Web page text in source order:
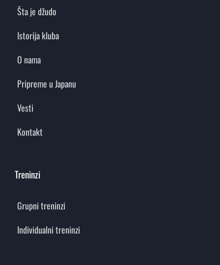
Šta je džudo
Istorija kluba
O nama
Pripreme u Japanu
Vesti
Kontakt
Treninzi
Grupni treninzi
Individualni treninzi